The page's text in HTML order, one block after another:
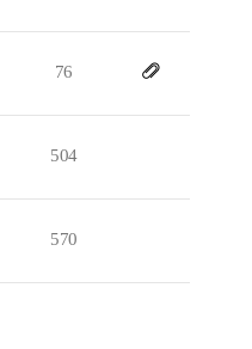
76
504
570